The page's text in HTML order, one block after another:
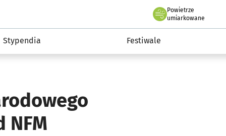
Powietrze
we Wrocławiu
umiarkowane
Stypendia Festiwale
NFM